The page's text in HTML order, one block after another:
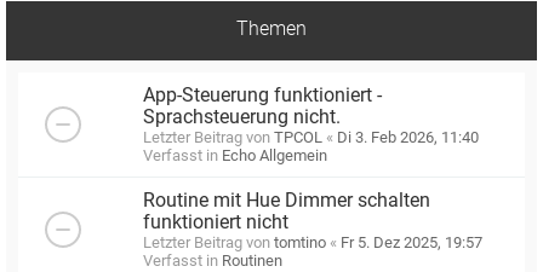
Themen
App-Steuerung funktioniert -
Sprachsteuerung nicht.
Letzter Beitrag von TPCOL « Di 3. Feb 2026, 11:40
Verfasst in Echo Allgemein
Routine mit Hue Dimmer schalten
funktioniert nicht
Letzter Beitrag von tomtino « Fr 5. Dez 2025, 19:57
Verfasst in Routinen